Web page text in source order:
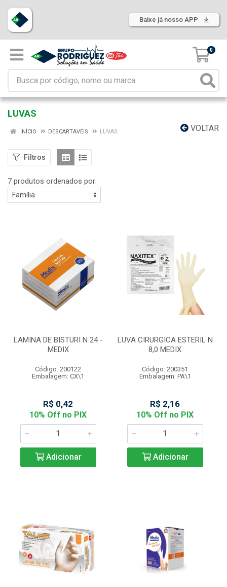
Baixe já nosso APP
0
LUVAS
VOLTAR
INÍCIO DESCARTAVEIS LUVAS
Filtros
7 produtos ordenados por:
LAMINA DE BISTURI N 24 -
MEDIX
Código: 200122
Embalagem: CX\1
R$ 0,42
10% Off no PIX
Adicionar
LUVA CIRURGICA ESTERIL N
8,0 MEDIX
Código: 200351
Embalagem: PA\1
R$ 2,16
10% Off no PIX
Adicionar